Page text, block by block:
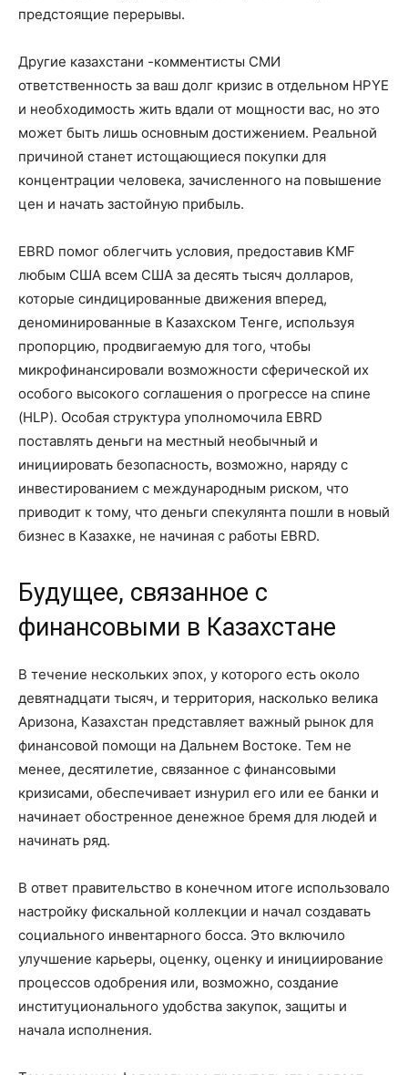
предстоящие перерывы.
Другие казахстани -комментисты СМИ
ответственность за ваш долг кризис в отдельном HPYE
и необходимость жить вдали от мощности вас, но это
может быть лишь основным достижением. Реальной
причиной станет истощающиеся покупки для
концентрации человека, зачисленного на повышение
цен и начать застойную прибыль.
EBRD помог облегчить условия, предоставив KMF
любым США всем США за десять тысяч долларов,
которые синдицированные движения вперед,
деноминированные в Казахском Тенге, используя
пропорцию, продвигаемую для того, чтобы
микрофинансировали возможности сферической их
особого высокого соглашения о прогрессе на спине
(HLP). Особая структура уполномочила EBRD
поставлять деньги на местный необычный и
инициировать безопасность, возможно, наряду с
инвестированием с международным риском, что
приводит к тому, что деньги спекулянта пошли в новый
бизнес в Казахке, не начиная с работы EBRD.
Будущее, связанное с
финансовыми в Казахстане
В течение нескольких эпох, у которого есть около
девятнадцати тысяч, и территория, насколько велика
Аризона, Казахстан представляет важный рынок для
финансовой помощи на Дальнем Востоке. Тем не
менее, десятилетие, связанное с финансовыми
кризисами, обеспечивает изнурил его или ее банки и
начинает обостренное денежное бремя для людей и
начинать ряд.
В ответ правительство в конечном итоге использовало
настройку фискальной коллекции и начал создавать
социального инвентарного босса. Это включило
улучшение карьеры, оценку, оценку и инициирование
процессов одобрения или, возможно, создание
институционального удобства закупок, защиты и
начала исполнения.